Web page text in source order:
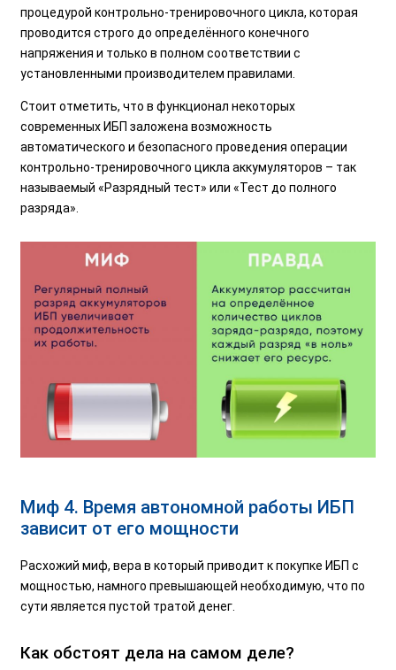
процедурой контрольно-тренировочного цикла, которая
проводится строго до определённого конечного
напряжения и только в полном соответствии с
установленными производителем правилами.
Стоит отметить, что в функционал некоторых
современных ИБП заложена возможность
автоматического и безопасного проведения операции
контрольно-тренировочного цикла аккумуляторов – так
называемый «Разрядный тест» или «Тест до полного
разряда».
Миф 4. Время автономной работы ИБП
зависит от его мощности
Расхожий миф, вера в который приводит к покупке ИБП с
мощностью, намного превышающей необходимую, что по
сути является пустой тратой денег.
Как обстоят дела на самом деле?